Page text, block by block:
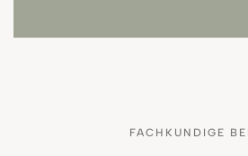
FACHKUNDIGE